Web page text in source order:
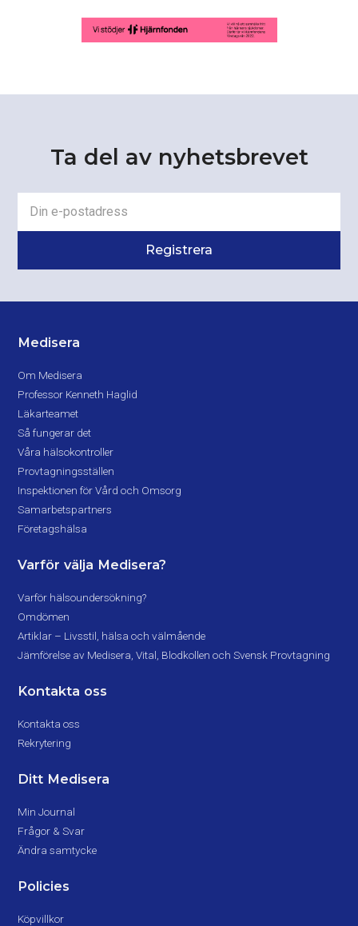
Ta del av nyhetsbrevet
Medisera
Om Medisera
Professor Kenneth Haglid
Läkarteamet
Så fungerar det
Våra hälsokontroller
Provtagningsställen
Inspektionen för Vård och Omsorg
Samarbetspartners
Företagshälsa
Varför välja Medisera?
Varför hälsoundersökning?
Omdömen
Artiklar – Livsstil, hälsa och välmående
Jämförelse av Medisera, Vital, Blodkollen och Svensk Provtagning
Kontakta oss
Kontakta oss
Rekrytering
Ditt Medisera
Min Journal
Frågor & Svar
Ändra samtycke
Policies
Köpvillkor